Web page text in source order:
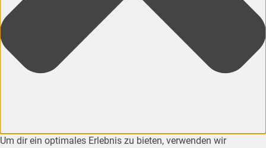
Um dir ein optimales Erlebnis zu bieten, verwenden wir